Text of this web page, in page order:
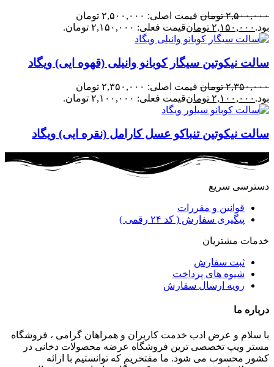
۲,۵۰۰,۰۰۰ تومان
قیمت اصلی: ۲,۵۰۰,۰۰۰ تومان
بود. ۲,۱۵۰,۰۰۰ تومانقیمت فعلی: ۲,۱۵۰,۰۰۰ تومان.
سالت نیکوتین سیگار کوبانو وانیلی (قهوه ایی) ویگاد
۲,۳۵۰,۰۰۰ تومان
قیمت اصلی: ۲,۳۵۰,۰۰۰ تومان
بود. ۲,۱۰۰,۰۰۰ تومانقیمت فعلی: ۲,۱۰۰,۰۰۰ تومان.
سالت نیکوتین تنباکو عسل کارامل (نقره ایی) ویگاد
دسترسی سریع
قوانین و مقررات
پیگیری سفارش ( کد ۲۴ رقمی )
خدمات مشتریان
ثبت سفارش
شیوه های پرداخت
رویه ارسال سفارش
درباره ما
با سلام و عرض ادب خدمت کاربران و همراهان گرامی ، فروشگاه
مستر ویپ تخصصی ترین فروشگاه عرضه محصولات دخانی در
کشور محسوب می شود. ما مفتخریم که توانستیم با ارائه